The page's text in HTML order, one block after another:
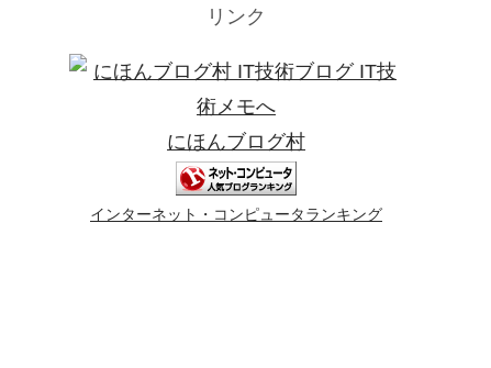
リンク
にほんブログ村
インターネット・コンピュータランキング